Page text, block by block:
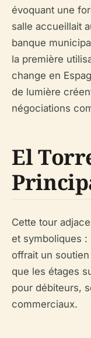
évoquant une
salle accueillait
banque
la première
change en
de lumière
négociations
El
Cette tour
et symboliques
offrait un
que les étages
pour débiteurs,
commerciaux.